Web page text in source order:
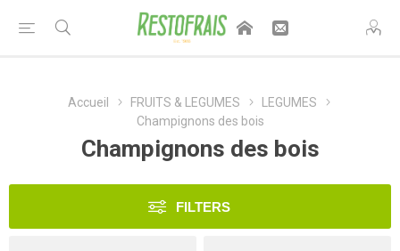
Accueil FRUITS & LEGUMES
LEGUMES
Champignons des bois
Champignons des bois
FILTERS